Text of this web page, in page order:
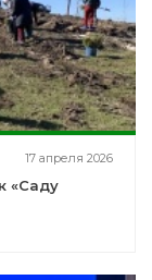
17 апреля 2026
«Саду